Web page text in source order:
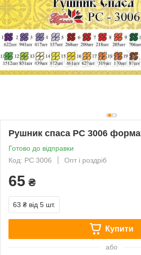
Рушник спаса РС 3006
Готово до відправки
Код: РС 3006
Опт і роздріб
65 ₴
63 ₴ від 5 шт.
Купити
або